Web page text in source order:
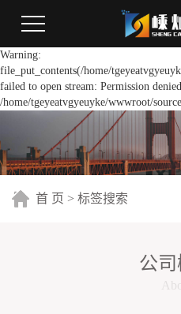
Warning:
file_put_contents(/home/
failed to open stream: Permission
/home/tgeyeatvgyeuyke/wwwroot/
首 页 > 标签搜索
公